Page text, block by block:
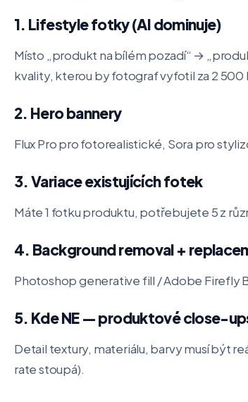
1. Lifestyle fotky (AI dominuje)
Místo „produkt na bílém pozadí“ →
kvality, kterou by fotograf vyfotil za 2 500
2. Hero bannery
Flux Pro pro fotorealistické, Sora pro
3. Variace existujících fotek
Máte 1 fotku produktu, potřebujete 5 z
4. Background removal +
Photoshop generative fill / Adobe Firefly
5. Kde NE — produktové close-
Detail textury, materiálu, barvy musí být
rate stoupá).